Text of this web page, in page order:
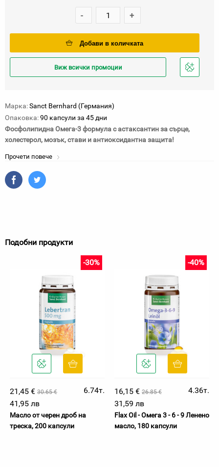
- +
Добави в количката
Виж всички промоции
Добави
Марка:Sanct Bernhard (Германия)
Опаковка:90 капсули за 45 дни
Фосфолипидна Омега-3 формула с астаксантин за сърце,
холестерол, мозък, стави и антиоксидантна защита!
Прочети повече
Подобни продукти
21,45 € 30.65 €
-30%
6.74т.
41,95 лв
Масло от черен дроб на
треска, 200 капсули
16,15 € 26.85 €
-40%
4.36т.
31,59 лв
Flax Oil - Омега 3 - 6 - 9 Ленено
масло, 180 капсули